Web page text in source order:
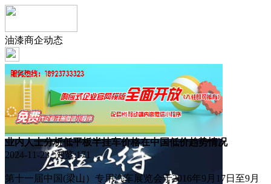
油漆商企动态
业内人士分析低平板半挂车价格在中国低价趋势情况
2024-11-23 浏览:171
第十一届中国(梁山）专用汽车展览会于2016年9月17日至9月